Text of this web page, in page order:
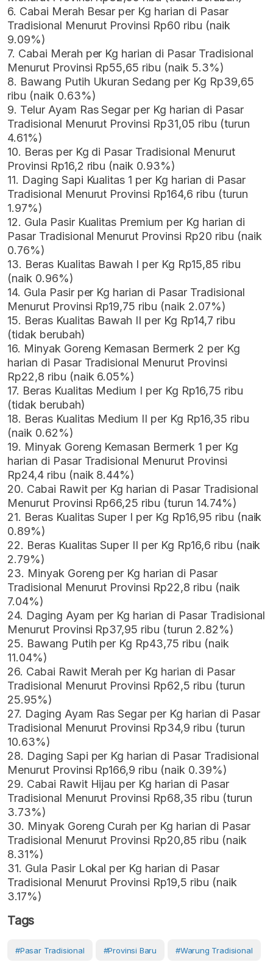
6. Cabai Merah Besar per Kg harian di Pasar
Tradisional Menurut Provinsi Rp60 ribu (naik
9.09%)
7. Cabai Merah per Kg harian di Pasar Tradisional
Menurut Provinsi Rp55,65 ribu (naik 5.3%)
8. Bawang Putih Ukuran Sedang per Kg Rp39,65
ribu (naik 0.63%)
9. Telur Ayam Ras Segar per Kg harian di Pasar
Tradisional Menurut Provinsi Rp31,05 ribu (turun
4.61%)
10. Beras per Kg di Pasar Tradisional Menurut
Provinsi Rp16,2 ribu (naik 0.93%)
11. Daging Sapi Kualitas 1 per Kg harian di Pasar
Tradisional Menurut Provinsi Rp164,6 ribu (turun
1.97%)
12. Gula Pasir Kualitas Premium per Kg harian di
Pasar Tradisional Menurut Provinsi Rp20 ribu (naik
0.76%)
13. Beras Kualitas Bawah I per Kg Rp15,85 ribu
(naik 0.96%)
14. Gula Pasir per Kg harian di Pasar Tradisional
Menurut Provinsi Rp19,75 ribu (naik 2.07%)
15. Beras Kualitas Bawah II per Kg Rp14,7 ribu
(tidak berubah)
16. Minyak Goreng Kemasan Bermerk 2 per Kg
harian di Pasar Tradisional Menurut Provinsi
Rp22,8 ribu (naik 6.05%)
17. Beras Kualitas Medium I per Kg Rp16,75 ribu
(tidak berubah)
18. Beras Kualitas Medium II per Kg Rp16,35 ribu
(naik 0.62%)
19. Minyak Goreng Kemasan Bermerk 1 per Kg
harian di Pasar Tradisional Menurut Provinsi
Rp24,4 ribu (naik 8.44%)
20. Cabai Rawit per Kg harian di Pasar Tradisional
Menurut Provinsi Rp66,25 ribu (turun 14.74%)
21. Beras Kualitas Super I per Kg Rp16,95 ribu (naik
0.89%)
22. Beras Kualitas Super II per Kg Rp16,6 ribu (naik
2.79%)
23. Minyak Goreng per Kg harian di Pasar
Tradisional Menurut Provinsi Rp22,8 ribu (naik
7.04%)
24. Daging Ayam per Kg harian di Pasar Tradisional
Menurut Provinsi Rp37,95 ribu (turun 2.82%)
25. Bawang Putih per Kg Rp43,75 ribu (naik
11.04%)
26. Cabai Rawit Merah per Kg harian di Pasar
Tradisional Menurut Provinsi Rp62,5 ribu (turun
25.95%)
27. Daging Ayam Ras Segar per Kg harian di Pasar
Tradisional Menurut Provinsi Rp34,9 ribu (turun
10.63%)
28. Daging Sapi per Kg harian di Pasar Tradisional
Menurut Provinsi Rp166,9 ribu (naik 0.39%)
29. Cabai Rawit Hijau per Kg harian di Pasar
Tradisional Menurut Provinsi Rp68,35 ribu (turun
3.73%)
30. Minyak Goreng Curah per Kg harian di Pasar
Tradisional Menurut Provinsi Rp20,85 ribu (naik
8.31%)
31. Gula Pasir Lokal per Kg harian di Pasar
Tradisional Menurut Provinsi Rp19,5 ribu (naik
3.17%)
Tags
#Pasar Tradisional #provinsi Baru #warung Tradisional